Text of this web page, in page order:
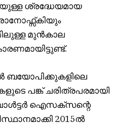
ശ്രദ്ധേയമായ
മുൻകാല
പങ്ക് ചരിത്രപരമായി
വാൾട്ടർ ഐസക്‌സന്റെ
2015ൽ